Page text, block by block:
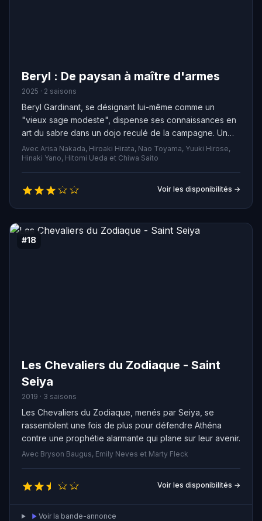
Beryl : De paysan à maître d'armes
2025 · 2 saisons
Beryl Gardinant, se désignant lui-même comme un
"vieux sage modeste", dispense ses connaissances en
art du sabre dans un dojo reculé de la campagne. Un
jour, un de ses anciens élèves, désormais renommé,
arrive avec une annonce surprenante : Beryl a été
choisi comme instructeur spécial pour les chevaliers de
l'Ordre de Liberion.
Avec Arisa Nakada, Hiroaki Hirata, Nao Toyama, Yuuki Hirose,
Hinaki Yano, Hitomi Ueda et Chiwa Saito
Voir les disponibilités →
#18
Les Chevaliers du Zodiaque - Saint
Seiya
2019 · 3 saisons
Les Chevaliers du Zodiaque, menés par Seiya, se
rassemblent une fois de plus pour défendre Athéna
contre une prophétie alarmante qui plane sur leur avenir.
Avec Bryson Baugus, Emily Neves et Marty Fleck
Voir les disponibilités →
Voir la bande-annonce